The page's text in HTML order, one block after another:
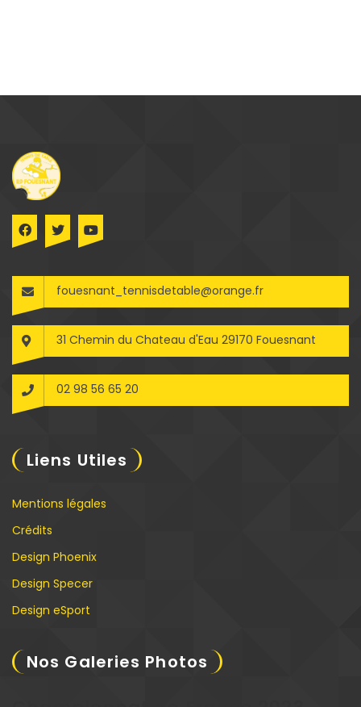
fouesnant_tennisdetable@orange.fr
31 Chemin du Chateau d'Eau 29170 Fouesnant
02 98 56 65 20
Liens Utiles
Mentions légales
Crédits
Design Phoenix
Design Specer
Design eSport
Nos Galeries Photos